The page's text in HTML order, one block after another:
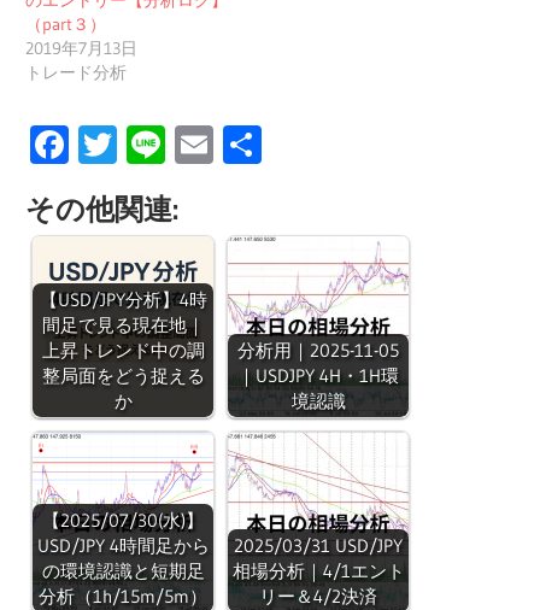
（part３）
2019年7月13日
トレード分析
Facebook
Twitter
LineEmail
その他関連:
【USD/JPY分析】4時
間足で見る現在地｜
上昇トレンド中の調
整局面をどう捉える
か
分析用｜2025-11-05
｜USDJPY 4H・1H環
境認識
【2025/07/30(水)】
USD/JPY 4時間足から
の環境認識と短期足
分析（1h/15m/5m）
2025/03/31 USD/JPY
相場分析｜4/1エント
リー＆4/2決済